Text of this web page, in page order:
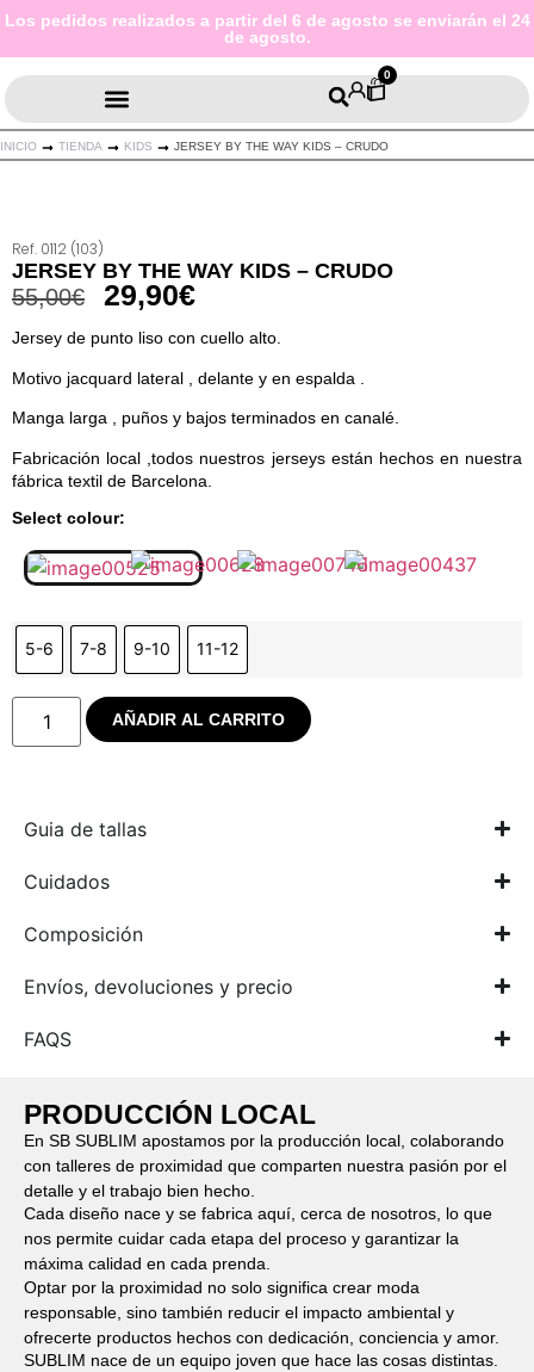
Los pedidos realizados a partir del 6 de agosto se enviarán el 24
de agosto.
0
INICIO TIENDA KIDS JERSEY BY THE WAY KIDS – CRUDO
Ref. 0112 (103)
JERSEY BY THE WAY KIDS – CRUDO
55,00€ 29,90€
Jersey de punto liso con cuello alto.
Motivo jacquard lateral , delante y en espalda .
Manga larga , puños y bajos terminados en canalé.
Fabricación local ,todos nuestros jerseys están hechos en nuestra
fábrica textil de Barcelona.
Select colour:
5-6 7-8 9-10 11-12
AÑADIR AL CARRITO
Guia de tallas
Cuidados
Composición
Envíos, devoluciones y precio
FAQS
PRODUCCIÓN LOCAL
En SB SUBLIM apostamos por la producción local, colaborando
con talleres de proximidad que comparten nuestra pasión por el
detalle y el trabajo bien hecho.
Cada diseño nace y se fabrica aquí, cerca de nosotros, lo que
nos permite cuidar cada etapa del proceso y garantizar la
máxima calidad en cada prenda.
Optar por la proximidad no solo significa crear moda
responsable, sino también reducir el impacto ambiental y
ofrecerte productos hechos con dedicación, conciencia y amor.
SUBLIM nace de un equipo joven que hace las cosas distintas.